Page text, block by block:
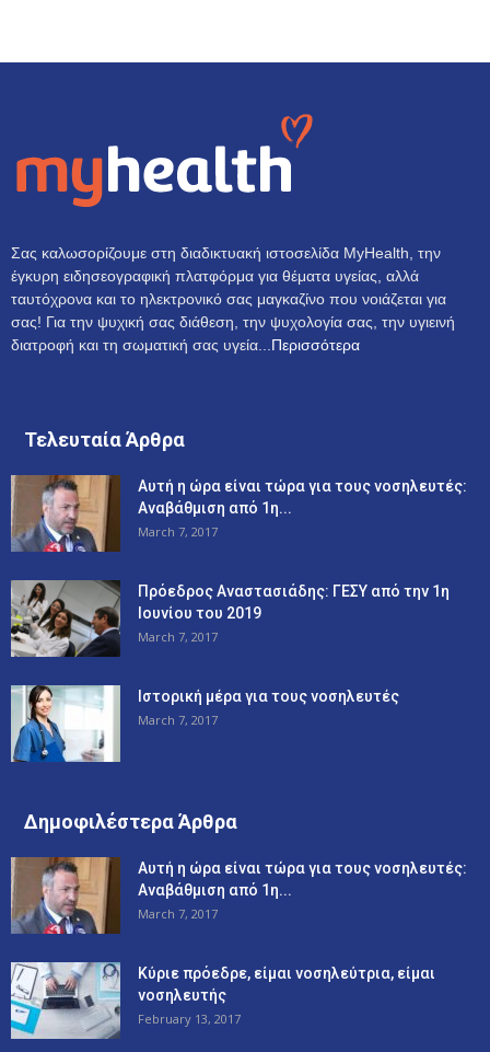
Σας καλωσορίζουμε στη διαδικτυακή ιστοσελίδα MyHealth, την
έγκυρη ειδησεογραφική πλατφόρμα για θέματα υγείας, αλλά
ταυτόχρονα και το ηλεκτρονικό σας μαγκαζίνο που νοιάζεται για
σας! Για την ψυχική σας διάθεση, την ψυχολογία σας, την υγιεινή
διατροφή και τη σωματική σας υγεία... Περισσότερα
Τελευταία Άρθρα
Αυτή η ώρα είναι τώρα για τους νοσηλευτές:
Αναβάθμιση από 1η...
March 7, 2017
Πρόεδρος Αναστασιάδης: ΓΕΣΥ από την 1η
Ιουνίου του 2019
March 7, 2017
Ιστορική μέρα για τους νοσηλευτές
March 7, 2017
Δημοφιλέστερα Άρθρα
Αυτή η ώρα είναι τώρα για τους νοσηλευτές:
Αναβάθμιση από 1η...
March 7, 2017
Κύριε πρόεδρε, είμαι νοσηλεύτρια, είμαι
νοσηλευτής
February 13, 2017